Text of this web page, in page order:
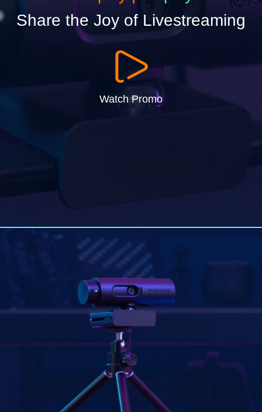
Share the Joy of Livestreaming
Watch Promo